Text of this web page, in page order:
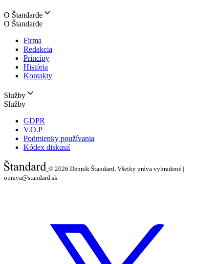
O Štandarde
O Štandarde
Firma
Redakcia
Princípy
História
Kontakty
Služby
Služby
GDPR
V.O.P
Podmienky používania
Kódex diskusií
© 2026 Denník Štandard, Všetky práva vyhradené |
oprava@standard.sk